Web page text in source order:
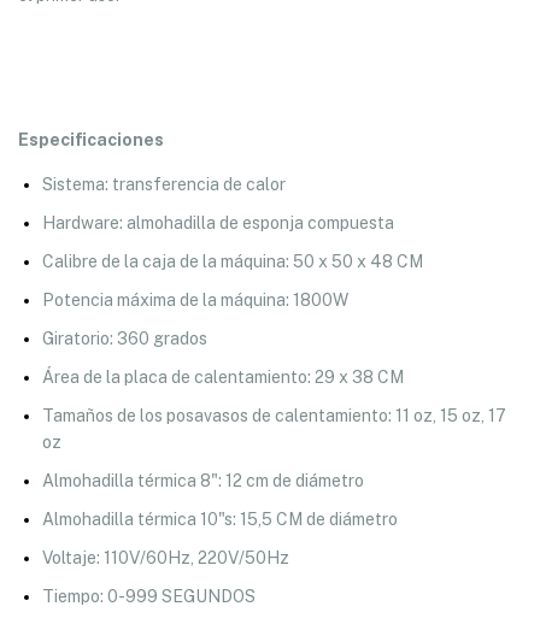
Especificaciones
Sistema: transferencia de calor
Hardware: almohadilla de esponja compuesta
Calibre de la caja de la máquina: 50 x 50 x 48 CM
Potencia máxima de la máquina: 1800W
Giratorio: 360 grados
Área de la placa de calentamiento: 29 x 38 CM
Tamaños de los posavasos de calentamiento: 11 oz, 15 oz, 17
oz
Almohadilla térmica 8": 12 cm de diámetro
Almohadilla térmica 10"s: 15,5 CM de diámetro
Voltaje: 110V/60Hz, 220V/50Hz
Tiempo: 0-999 SEGUNDOS